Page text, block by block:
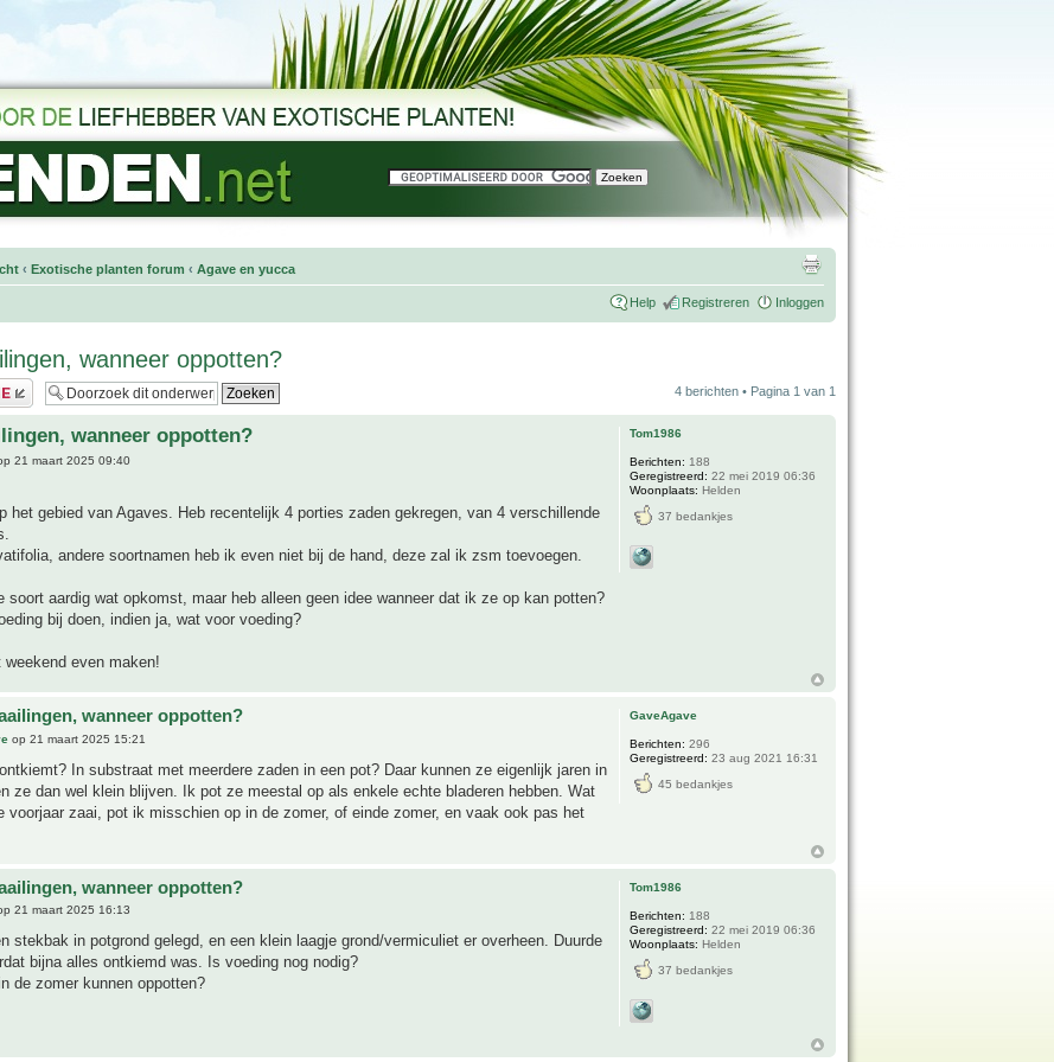
‹ Exotische planten forum ‹ Agave en yucca
Help Registreren Inloggen
wanneer oppotten?
4 berichten • Pagina 1 van 1
wanneer oppotten?
21 maart 2025 09:40
het gebied van Agaves. Heb recentelijk 4 porties zaden gekregen, van 4 verschillende
andere soortnamen heb ik even niet bij de hand, deze zal ik zsm toevoegen.
soort aardig wat opkomst, maar heb alleen geen idee wanneer dat ik ze op kan potten?
bij doen, indien ja, wat voor voeding?
even maken!
Tom1986
Berichten: 188
Geregistreerd: 22 mei 2019 06:36
Woonplaats: Helden
37 bedankjes
wanneer oppotten?
op 21 maart 2025 15:21
In substraat met meerdere zaden in een pot? Daar kunnen ze eigenlijk jaren in
ze dan wel klein blijven. Ik pot ze meestal op als enkele echte bladeren hebben. Wat
voorjaar zaai, pot ik misschien op in de zomer, of einde zomer, en vaak ook pas het
GaveAgave
Berichten: 296
Geregistreerd: 23 aug 2021 16:31
45 bedankjes
wanneer oppotten?
21 maart 2025 16:13
stekbak in potgrond gelegd, en een klein laagje grond/vermiculiet er overheen. Duurde
bijna alles ontkiemd was. Is voeding nog nodig?
de zomer kunnen oppotten?
Tom1986
Berichten: 188
Geregistreerd: 22 mei 2019 06:36
Woonplaats: Helden
37 bedankjes